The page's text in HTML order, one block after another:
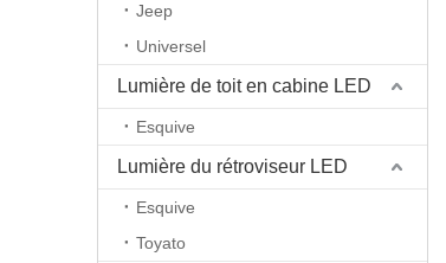
Jeep
Universel
Lumière de toit en cabine LED
Esquive
Lumière du rétroviseur LED
Esquive
Toyato